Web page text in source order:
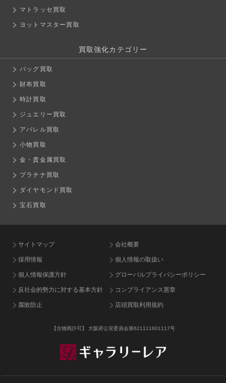
マトラッセ買取
ヨットマスター買取
買取強化カテゴリー
バッグ買取
財布買取
時計買取
ジュエリー買取
アパレル買取
小物買取
金・貴金属買取
プラチナ買取
ダイヤモンド買取
宝石買取
サイトマップ 会社概要
採用情報 個人情報の取扱い
個人情報保護方針 グローバルプライバシーポリシー
反社会的勢力に対する基本方針 コンプライアンス憲章
腐敗防止 店頭買取利用規約
【古物商許可】 大阪府公安委員会第621111601117号